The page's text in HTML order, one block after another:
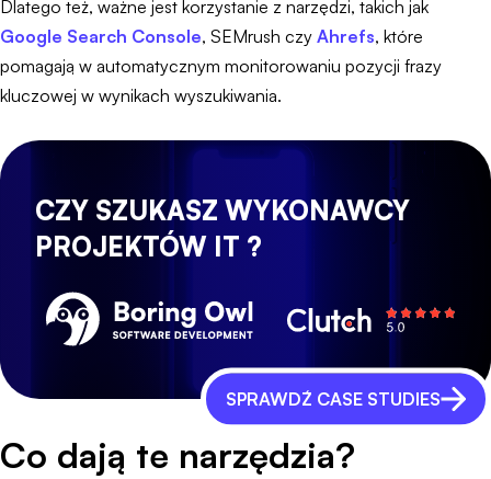
Dlatego też, ważne jest korzystanie z narzędzi, takich jak
Google Search Console, SEMrush czy Ahrefs, które
pomagają w automatycznym monitorowaniu pozycji frazy
kluczowej w wynikach wyszukiwania.
CZY SZUKASZ WYKONAWCY
PROJEKTÓW IT ?
SPRAWDŹ CASE STUDIES
Co dają te narzędzia?